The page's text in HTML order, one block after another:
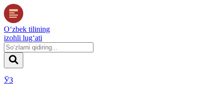
O‘zbek tilining
izohli lug‘ati
ЎЗ